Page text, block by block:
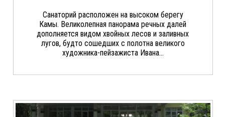
Санаторий расположен на высоком берегу
Камы. Великолепная панорама речных далей
дополняется видом хвойных лесов и заливных
лугов, будто сошедших с полотна великого
художника-пейзажиста Ивана...